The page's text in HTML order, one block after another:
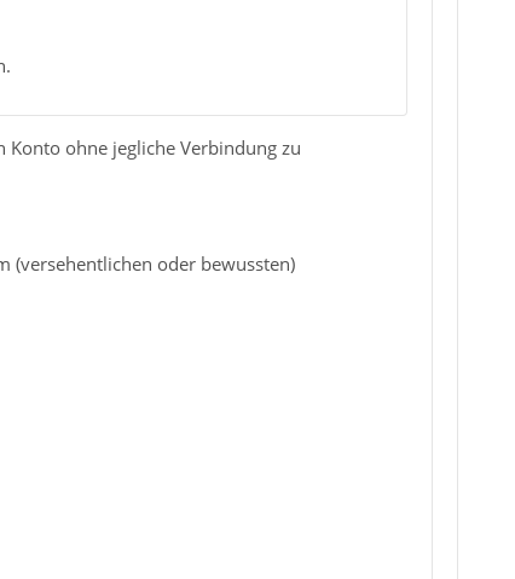
ohne jegliche Verbindung zu
(versehentlichen oder bewussten)